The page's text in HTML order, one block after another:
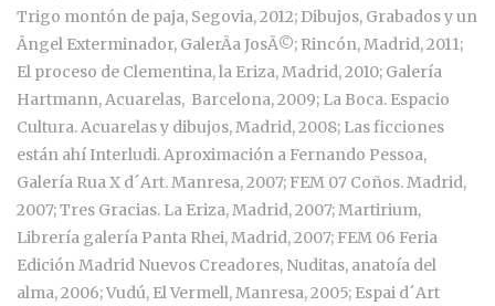
Trigo montón de paja, Segovia, 2012; Dibujos, Grabados y un
Ãngel Exterminador, GalerÃa JosÃ©; Rincón, Madrid, 2011;
El proceso de Clementina, la Eriza, Madrid, 2010; Galería
Hartmann, Acuarelas, Barcelona, 2009; La Boca. Espacio
Cultura. Acuarelas y dibujos, Madrid, 2008; Las ficciones
están ahí Interludi. Aproximación a Fernando Pessoa,
Galería Rua X d´Art. Manresa, 2007; FEM 07 Coños. Madrid,
2007; Tres Gracias. La Eriza, Madrid, 2007; Martirium,
Librería galería Panta Rhei, Madrid, 2007; FEM 06 Feria
Edición Madrid Nuevos Creadores, Nuditas, anatoía del
alma, 2006; Vudú, El Vermell, Manresa, 2005; Espai d´Art